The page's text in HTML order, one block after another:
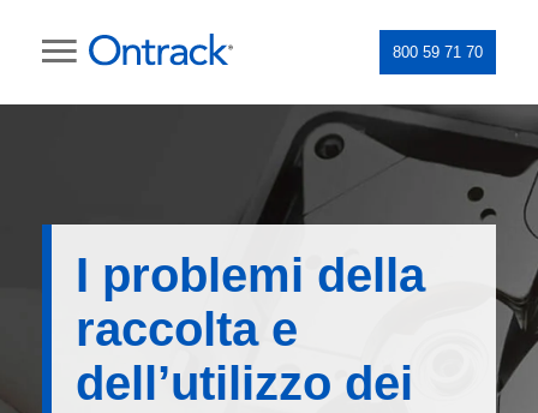
800 59 71 70
I problemi della
raccolta e
dell’utilizzo dei